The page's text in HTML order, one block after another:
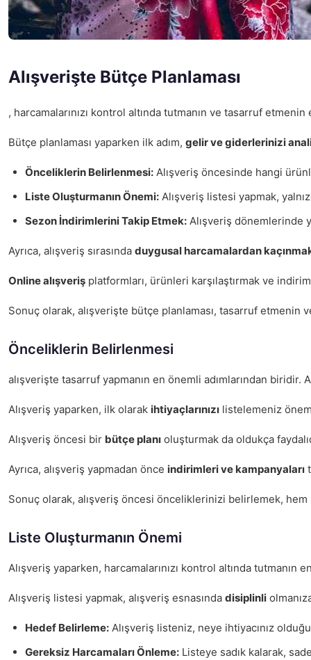
Alışverişte Bütçe Planlaması
, harcamalarınızı kontrol altında tutmanın ve tasarruf
Bütçe planlaması yaparken ilk adım, gelir ve giderlerinizi
Önceliklerin Belirlenmesi: Alışveriş öncesinde hangi
Liste Oluşturmanın Önemi: Alışveriş listesi yapmak,
Sezon İndirimlerini Takip Etmek: Alışveriş dönemlerinde
Ayrıca, alışveriş sırasında duygusal harcamalardan
Online alışveriş platformları, ürünleri karşılaştırmak ve
Sonuç olarak, alışverişte bütçe planlaması, tasarruf etmenin
Önceliklerin Belirlenmesi
alışverişte tasarruf yapmanın en önemli adımlarından
Alışveriş yaparken, ilk olarak ihtiyaçlarınızı listelemeniz
Alışveriş öncesi bir bütçe planı oluşturmak da oldukça
Ayrıca, alışveriş yapmadan önce indirimleri ve kampanyaları
Sonuç olarak, alışveriş öncesi önceliklerinizi belirlemek, hem
Liste Oluşturmanın Önemi
Alışveriş yaparken, harcamalarınızı kontrol altında tutmanın
Alışveriş listesi yapmak, alışveriş esnasında disiplinli
Hedef Belirleme: Alışveriş listeniz, neye ihtiyacınız
Gereksiz Harcamaları Önleme: Listeye sadık kalarak,